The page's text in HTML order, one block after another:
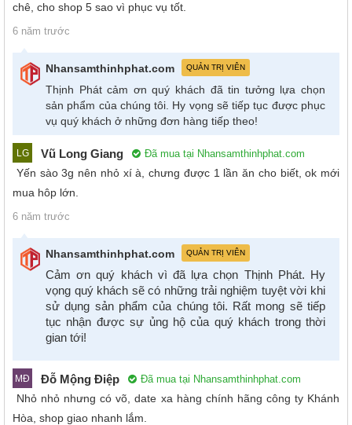
chê, cho shop 5 sao vì phục vụ tốt.
6 năm trước
Nhansamthinhphat.com QUẢN TRỊ VIÊN
Thịnh Phát cảm ơn quý khách đã tin tưởng lựa chọn
sản phẩm của chúng tôi. Hy vọng sẽ tiếp tục được phục
vụ quý khách ở những đơn hàng tiếp theo!
LG Vũ Long Giang Đã mua tại Nhansamthinhphat.com
Yến sào 3g nên nhỏ xí à, chưng được 1 lần ăn cho biết, ok mới
mua hôp lớn.
6 năm trước
Nhansamthinhphat.com QUẢN TRỊ VIÊN
Cảm ơn quý khách vì đã lựa chọn Thịnh Phát. Hy
vọng quý khách sẽ có những trải nghiệm tuyệt vời khi
sử dụng sản phẩm của chúng tôi. Rất mong sẽ tiếp
tục nhận được sự ủng hộ của quý khách trong thời
gian tới!
MĐ Đỗ Mộng Điệp Đã mua tại Nhansamthinhphat.com
Nhỏ nhỏ nhưng có võ, date xa hàng chính hãng công ty Khánh
Hòa, shop giao nhanh lắm.